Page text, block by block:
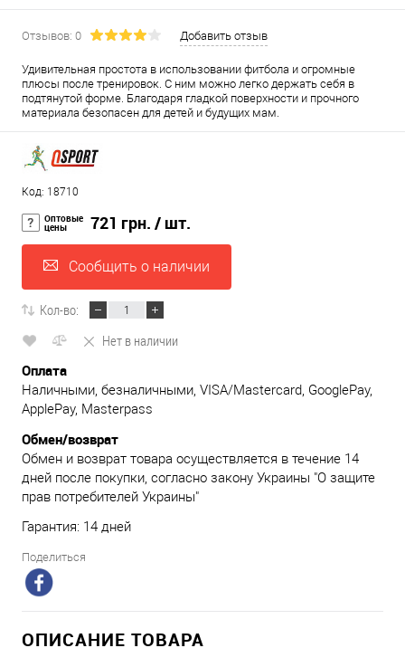
Отзывов: 0 Добавить отзыв
Удивительная простота в использовании фитбола и огромные
плюсы после тренировок. С ним можно легко держать себя в
подтянутой форме. Благодаря гладкой поверхности и прочного
материала безопасен для детей и будущих мам.
Код: 18710
Оптовые
цены 721 грн. / шт.
Сообщить о наличии
Кол-во:
Нет в наличии
Оплата
Наличными, безналичными, VISA/Mastercard, GooglePay,
ApplePay, Masterpass
Обмен/возврат
Обмен и возврат товара осуществляется в течение 14
дней после покупки, согласно закону Украины "О защите
прав потребителей Украины"
Гарантия: 14 дней
Поделиться
ОПИСАНИЕ ТОВАРА